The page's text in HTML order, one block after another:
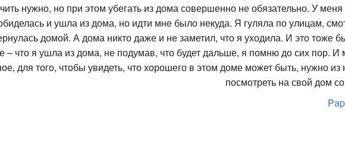
нужно, но при этом убегать из дома совершенно не обязательно. У меня
и ушла из дома, но идти мне было некуда. Я гуляла по улицам,
домой. А дома никто даже и не заметил, что я уходила. И это тоже
что я ушла из дома, не подумав, что будет дальше, я помню до сих пор. И
для того, чтобы увидеть, что хорошего в этом доме может быть, нужно из
посмотреть на свой дом